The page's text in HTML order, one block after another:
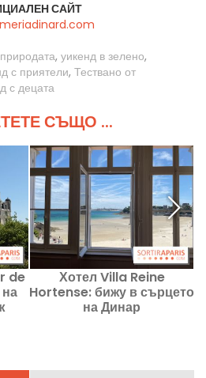
САЙТ
, уикенд в зелено,
с приятели, Тествано от
с децата
СЪЩО ...
de
Хотел Villa Reine
Hortense: бижу в сърцето
на Динар